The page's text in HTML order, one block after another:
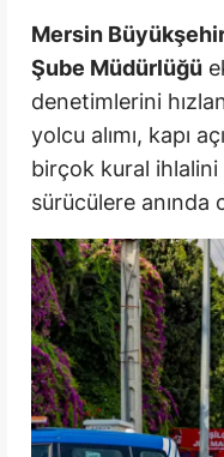
Mersin
Şube Müdürlüğü
denetimlerini
yolcu alımı, kapı
birçok kural
sürücülere anında